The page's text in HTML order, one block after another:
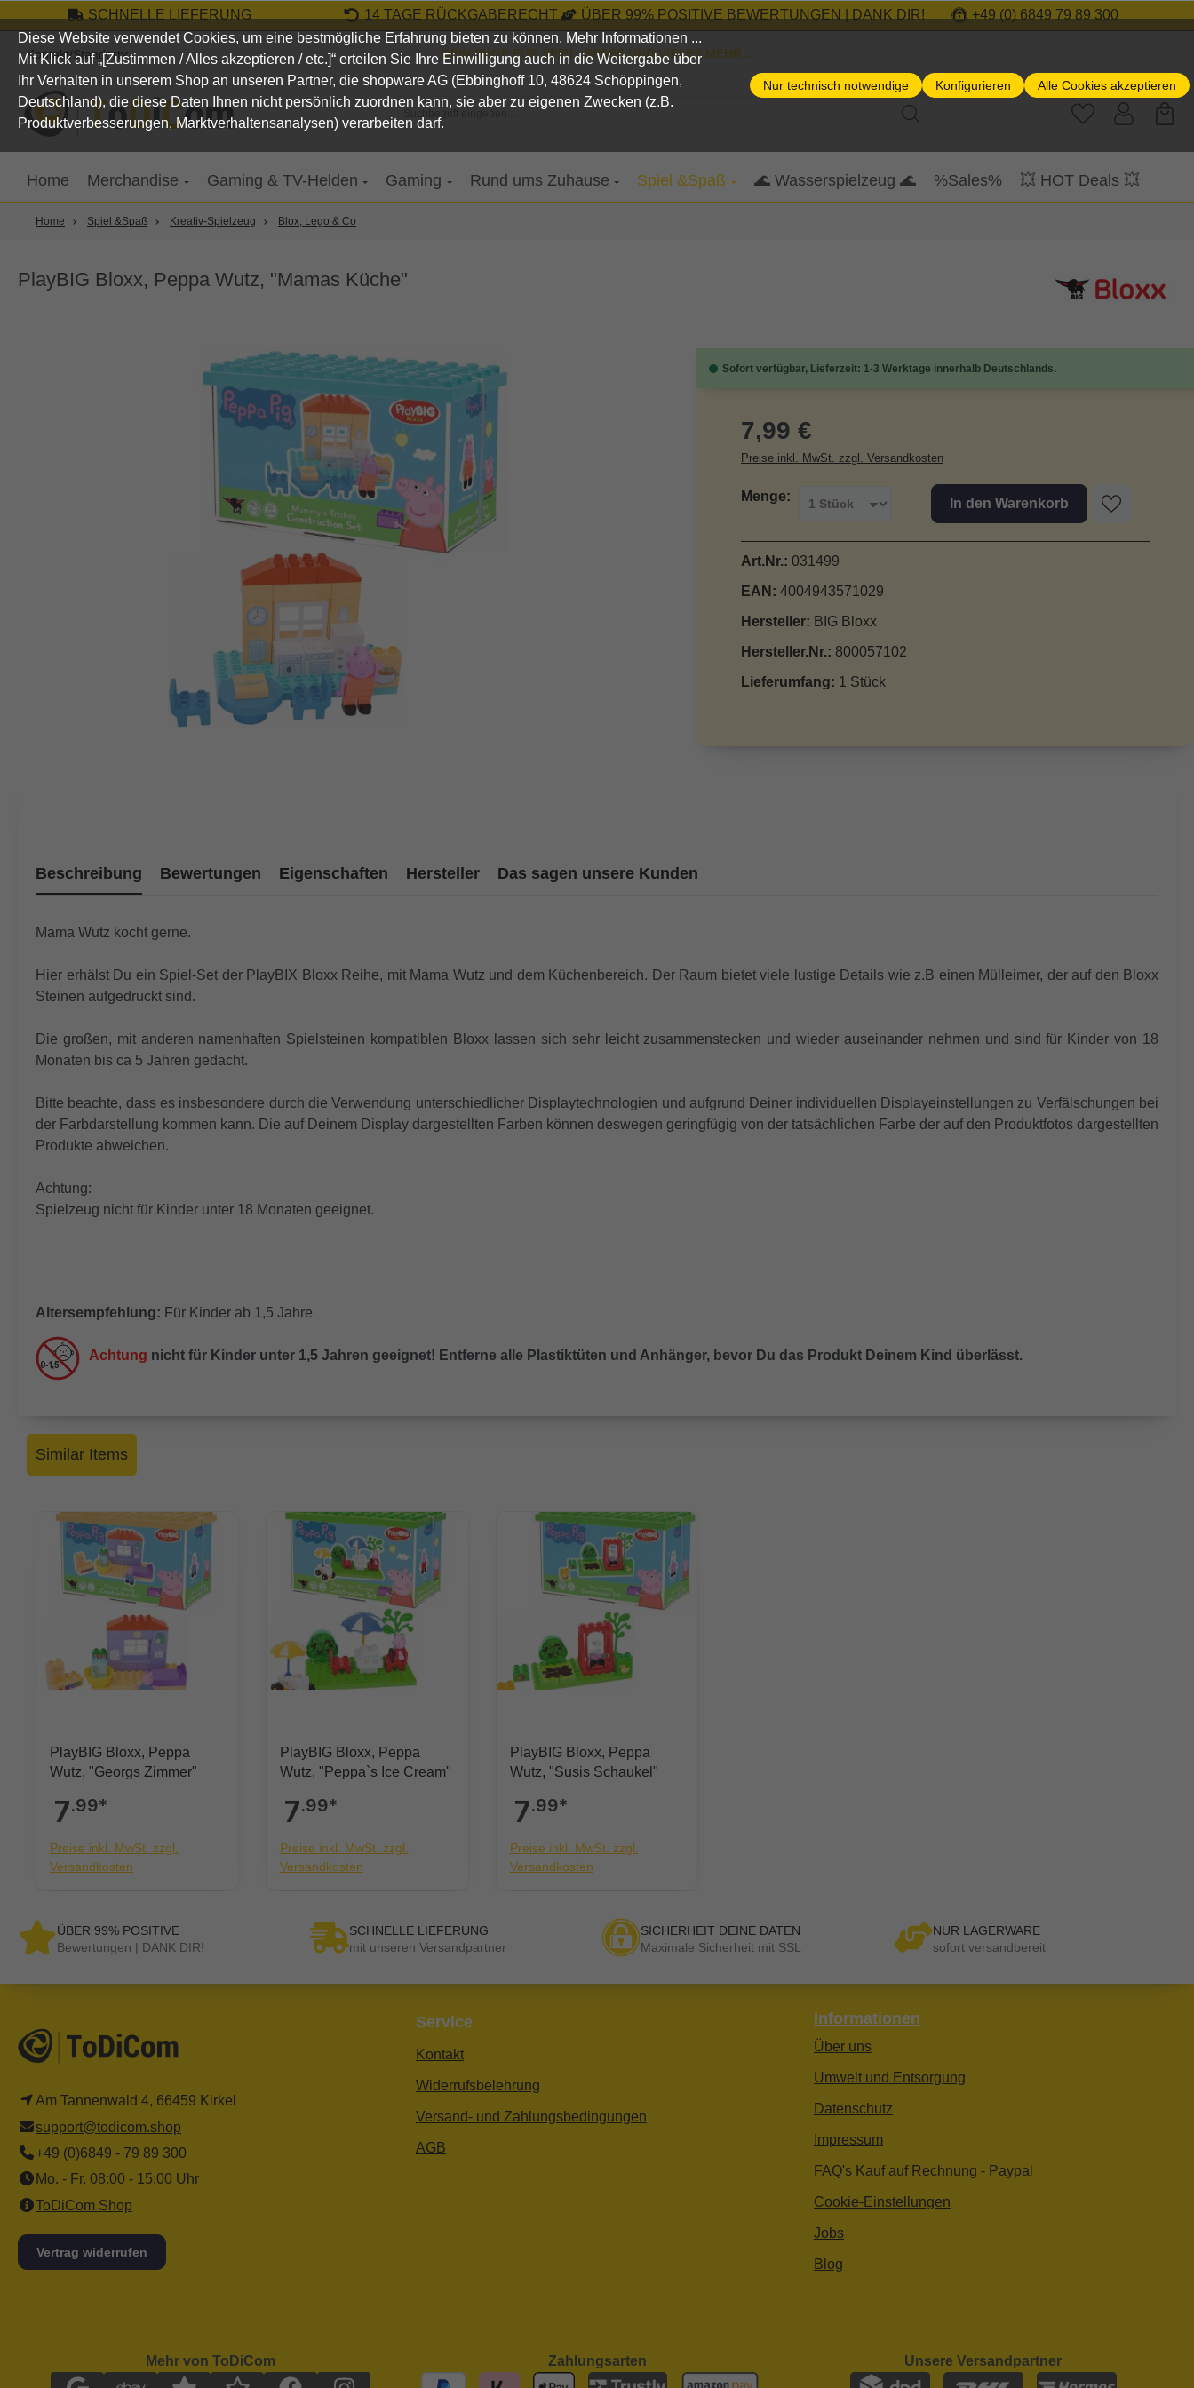
Hauptinhalt springen
Zur Suche springen
Zur Hauptnavigation springen
SCHNELLE LIEFERUNG 14 TAGE RÜCKGABERECHT ÜBER 99% POSITIVE BEWERTUNGEN | DANK DIR! +49 (0) 6849 79 89 300
Kontakt/Standort DEIN SHOP FÜR SPIEL, SPASS UND VIELES MEHR...
Suchbegriff eingeben ...
Home Merchandise Gaming & TV-Helden Gaming Rund ums Zuhause Spiel &Spaß 🌊 Wasserspielzeug 🌊 %Sales% 💥 HOT Deals 💥
Home Spiel &Spaß Kreativ-Spielzeug Blox, Lego & Co
PlayBIG Bloxx, Peppa Wutz, "Mamas Küche"
Sofort verfügbar, Lieferzeit: 1-3 Werktage innerhalb Deutschlands.
Regulärer Preis:
7,99 €
Preise inkl. MwSt. zzgl. Versandkosten
Menge: In den Warenkorb
Art.Nr.: 031499
EAN: 4004943571029
Hersteller: BIG Bloxx
Hersteller.Nr.: 800057102
Lieferumfang: 1 Stück
Beschreibung Bewertungen Eigenschaften Hersteller Das sagen unsere Kunden
Mama Wutz kocht gerne.
Hier erhälst Du ein Spiel-Set der PlayBIX Bloxx Reihe, mit Mama Wutz und dem Küchenbereich. Der Raum bietet viele lustige Details wie z.B einen Mülleimer, der auf den Bloxx
Steinen aufgedruckt sind.
Die großen, mit anderen namenhaften Spielsteinen kompatiblen Bloxx lassen sich sehr leicht zusammenstecken und wieder auseinander nehmen und sind für Kinder von 18
Monaten bis ca 5 Jahren gedacht.
Bitte beachte, dass es insbesondere durch die Verwendung unterschiedlicher Displaytechnologien und aufgrund Deiner individuellen Displayeinstellungen zu Verfälschungen bei
der Farbdarstellung kommen kann. Die auf Deinem Display dargestellten Farben können deswegen geringfügig von der tatsächlichen Farbe der auf den Produktfotos dargestellten
Produkte abweichen.
Achtung:
Spielzeug nicht für Kinder unter 18 Monaten geeignet.
Altersempfehlung: Für Kinder ab 1,5 Jahre
Achtung nicht für Kinder unter 1,5 Jahren geeignet! Entferne alle Plastiktüten und Anhänger, bevor Du das Produkt Deinem Kind überlässt.
Similar Items
PlayBIG Bloxx, Peppa
Wutz, "Georgs Zimmer"
7.99*
Preise inkl. MwSt. zzgl.
Versandkosten
PlayBIG Bloxx, Peppa
Wutz, "Peppa`s Ice Cream"
7.99*
Preise inkl. MwSt. zzgl.
Versandkosten
PlayBIG Bloxx, Peppa
Wutz, "Susis Schaukel"
7.99*
Preise inkl. MwSt. zzgl.
Versandkosten
ÜBER 99% POSITIVE
Bewertungen | DANK DIR!
SCHNELLE LIEFERUNG
mit unseren Versandpartner
SICHERHEIT DEINE DATEN
Maximale Sicherheit mit SSL
NUR LAGERWARE
sofort versandbereit
Am Tannenwald 4, 66459 Kirkel
support@todicom.shop
+49 (0)6849 - 79 89 300
Mo. - Fr. 08:00 - 15:00 Uhr
ToDiCom Shop
Vertrag widerrufen
Service
Kontakt
Widerrufsbelehrung
Versand- und Zahlungsbedingungen
AGB
Informationen
Über uns
Umwelt und Entsorgung
Datenschutz
Impressum
FAQ's Kauf auf Rechnung - Paypal
Cookie-Einstellungen
Jobs
Blog
Mehr von ToDiCom Zahlungsarten Unsere Versandpartner
Diese Website verwendet Cookies, um eine bestmögliche Erfahrung bieten zu können. Mehr Informationen ...
Mit Klick auf „[Zustimmen / Alles akzeptieren / etc.]“ erteilen Sie Ihre Einwilligung auch in die Weitergabe über
Ihr Verhalten in unserem Shop an unseren Partner, die shopware AG (Ebbinghoff 10, 48624 Schöppingen,
Deutschland), die diese Daten Ihnen nicht persönlich zuordnen kann, sie aber zu eigenen Zwecken (z.B.
Produktverbesserungen, Marktverhaltensanalysen) verarbeiten darf.
Nur technisch notwendige Konfigurieren Alle Cookies akzeptieren